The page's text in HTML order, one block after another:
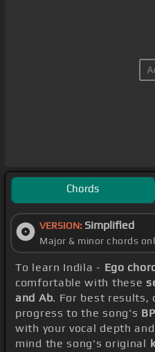
Chords
VERSION: Simplified
Major & minor chords
To learn Indila - Ego
comfortable with these
and Ab. For best results,
progress to the song's
with your vocal depth
mind the song's original